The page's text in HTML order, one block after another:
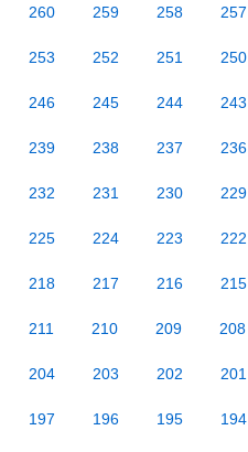
260 259 258 257
253 252 251 250
246 245 244 243
239 238 237 236
232 231 230 229
225 224 223 222
218 217 216 215
211 210 209 208
204 203 202 201
197 196 195 194